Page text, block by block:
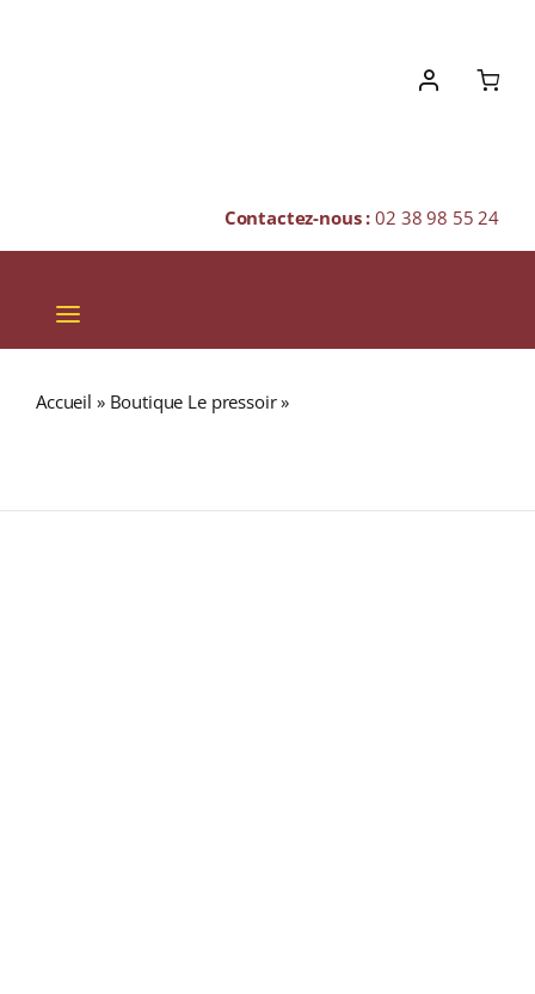
Contactez-nous :02 38 98 55 24
Toggle
Navigation
Accueil » Boutique Le pressoir»